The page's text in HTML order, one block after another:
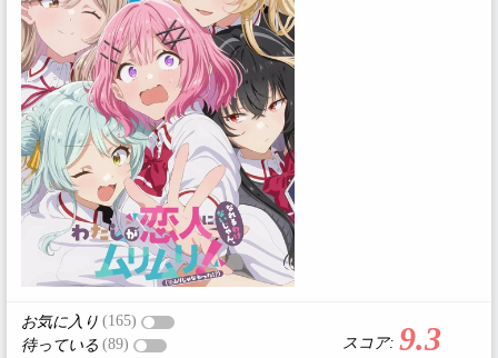
お気に入り (165)
待っている (89)
スコア: 9.3